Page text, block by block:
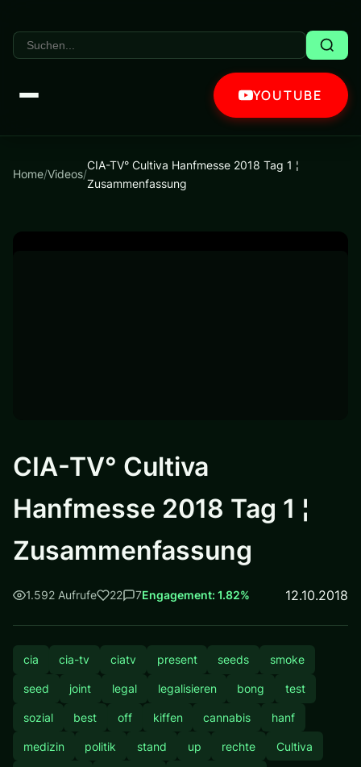
YOUTUBE
Home/Videos/
CIA-TV° Cultiva Hanfmesse 2018 Tag 1 ¦
Zusammenfassung
CIA-TV° Cultiva
Hanfmesse 2018 Tag 1 ¦
Zusammenfassung
1.592 Aufrufe 22 7Engagement: 1.82% 12.10.2018
cia cia-tv ciatv present seeds smoke
seed joint legal legalisieren bong test
sozial best off kiffen cannabis hanf
medizin politik stand up rechte Cultiva